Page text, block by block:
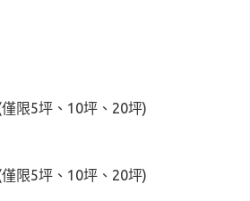
限5坪、10坪、20坪)
限5坪、10坪、20坪)